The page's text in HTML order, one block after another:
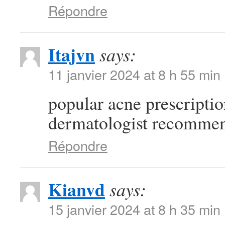
Répondre
Itajvnsays:
11 janvier 2024 at 8 h 55 min
popular acne
dermatologist
Répondre
Kianvdsays:
15 janvier 2024 at 8 h 35 min